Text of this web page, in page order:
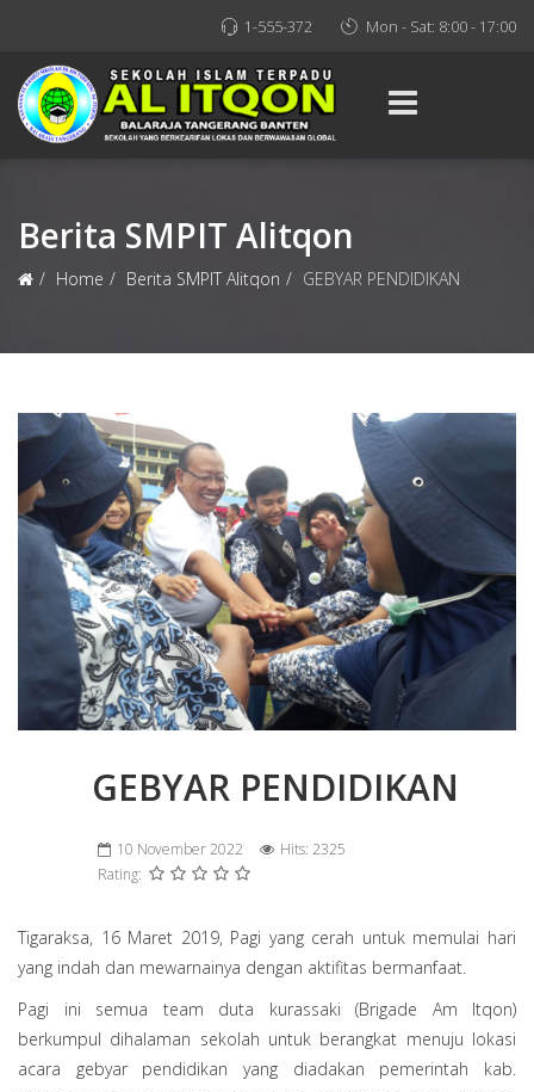
1-555-372 Mon - Sat: 8:00 - 17:00
Berita SMPIT Alitqon
Home Berita SMPIT Alitqon GEBYAR PENDIDIKAN
GEBYAR PENDIDIKAN
10 November 2022
Hits: 2325
Rating:
Tigaraksa, 16 Maret 2019, Pagi yang cerah untuk memulai hari
yang indah dan mewarnainya dengan aktifitas bermanfaat.
Pagi ini semua team duta kurassaki (Brigade Am Itqon)
berkumpul dihalaman sekolah untuk berangkat menuju lokasi
acara gebyar pendidikan yang diadakan pemerintah kab.